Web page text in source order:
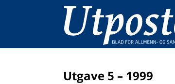
Utgave 5 – 1999